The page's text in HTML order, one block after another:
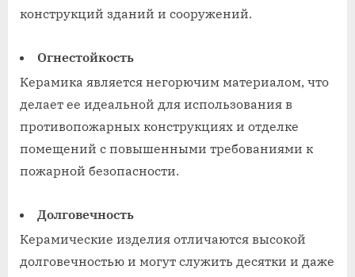
конструкций зданий и сооружений.
Огнестойкость
Керамика является негорючим материалом, что
делает ее идеальной для использования в
противопожарных конструкциях и отделке
помещений с повышенными требованиями к
пожарной безопасности.
Долговечность
Керамические изделия отличаются высокой
долговечностью и могут служить десятки и даже